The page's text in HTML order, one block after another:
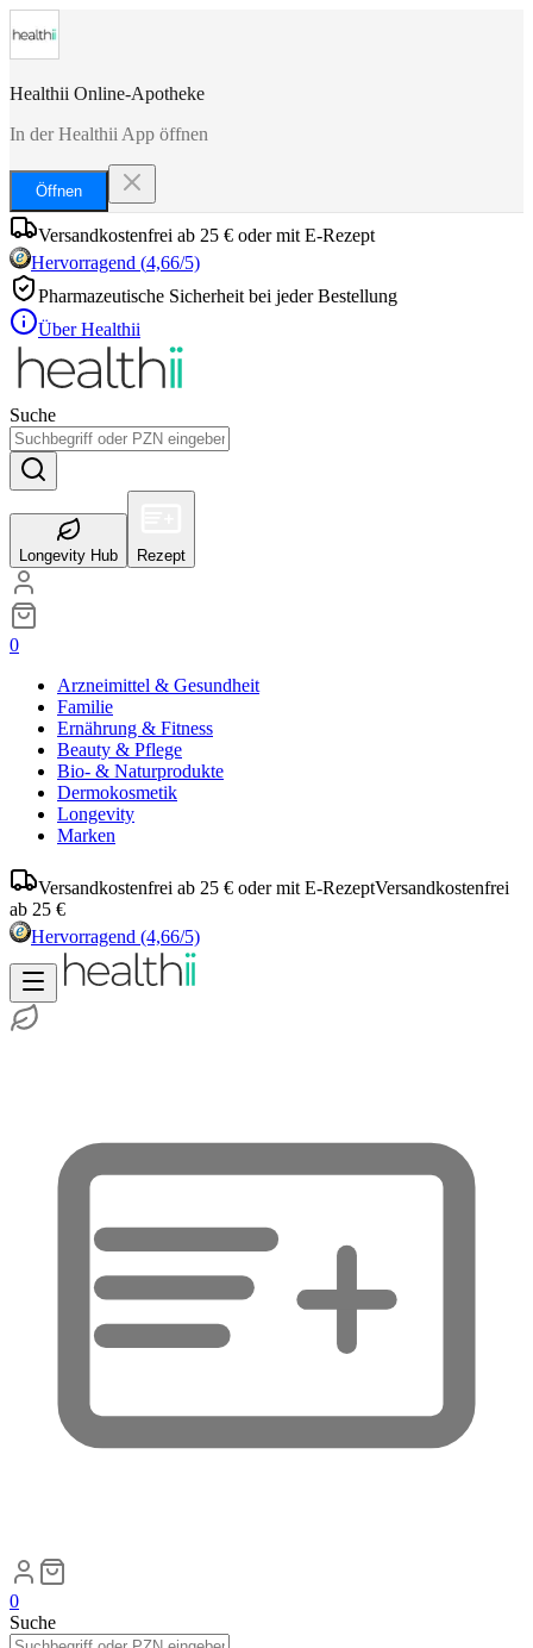
Healthii Online-Apotheke
In der Healthii App öffnen
Öffnen
Versandkostenfrei ab 25 € oder mit E-Rezept
Hervorragend (4,66/5)
Pharmazeutische Sicherheit bei jeder Bestellung
Über Healthii
Suche
Longevity Hub Rezept
0
Arzneimittel & Gesundheit
Familie
Ernährung & Fitness
Beauty & Pflege
Bio- & Naturprodukte
Dermokosmetik
Longevity
Marken
Versandkostenfrei ab 25 € oder mit E-RezeptVersandkostenfrei
ab 25 €
Hervorragend (4,66/5)
0
Suche